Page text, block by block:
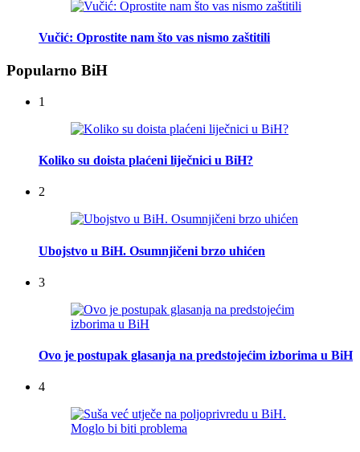
Vučić: Oprostite nam što vas nismo zaštitili
Popularno BiH
1
Koliko su doista plaćeni liječnici u BiH?
2
Ubojstvo u BiH. Osumnjičeni brzo uhićen
3
Ovo je postupak glasanja na predstojećim izborima u BiH
4